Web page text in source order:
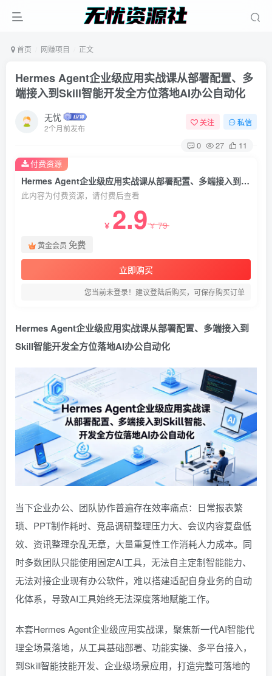
首页 网赚项目 正文
Hermes Agent企业级应用实战课从部署配置、多
端接入到Skill智能开发全方位落地AI办公自动化
无忧
2个月前发布
关注 私信
0 27 11
Hermes Agent企业级应用实战课从部署配置、多端接入到Skill智能开发全方位落地AI办公自动化
此内容为付费资源，请付费后查看
￥ 2.9￥79
黄金会员 免费
立即购买
您当前未登录！建议登陆后购买，可保存购买订单
付费资源
Hermes Agent企业级应用实战课从部署配置、多端接入到
Skill智能开发全方位落地AI办公自动化
当下企业办公、团队协作普遍存在效率痛点：日常报表繁
琐、PPT制作耗时、竞品调研整理压力大、会议内容复盘低
效、资讯整理杂乱无章，大量重复性工作消耗人力成本。同
时多数团队只能使用固定AI工具，无法自主定制智能能力、
无法对接企业现有办公软件，难以搭建适配自身业务的自动
化体系，导致AI工具始终无法深度落地赋能工作。
本套Hermes Agent企业级应用实战课，聚焦新一代AI智能代
理全场景落地，从工具基础部署、功能实操、多平台接入，
到Skill智能技能开发、企业级场景应用，打造完整可落地的